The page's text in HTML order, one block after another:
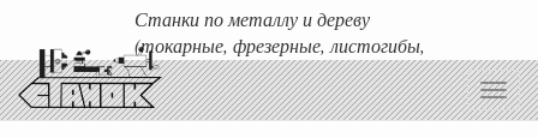
Станки по металлу и дереву
(токарные, фрезерные, листогибы,
гильотины и т.д.)
Доставка любых станков по России и ближнему зарубежью.